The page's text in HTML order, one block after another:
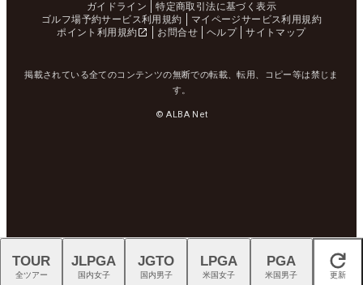
ガイドライン
特定商取引法に基づく表示
ゴルフ場予約サービス利用規約
マイページサービス利用規約
ポイント利用規約
お問合せ ヘルプ サイトマップ
掲載されている全てのコンテンツの無断での転載、転用、コピー等は禁じま
す。
© ALBA Net
閉じる
TOUR
全ツアー
JLPGA
国内女子
JGTO
国内男子
LPGA
米国女子
PGA
米国男子 更新